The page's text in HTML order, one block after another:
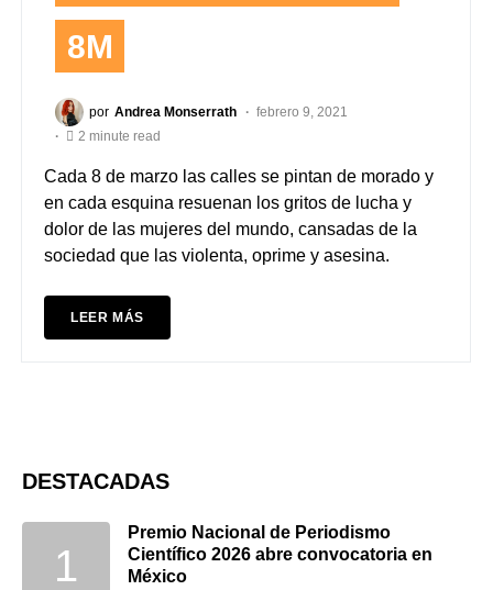
8M
por Andrea Monserrath
febrero 9, 2021
2 minute read
Cada 8 de marzo las calles se pintan de morado y
en cada esquina resuenan los gritos de lucha y
dolor de las mujeres del mundo, cansadas de la
sociedad que las violenta, oprime y asesina.
LEER MÁS
DESTACADAS
Premio Nacional de Periodismo
Científico 2026 abre convocatoria en
México